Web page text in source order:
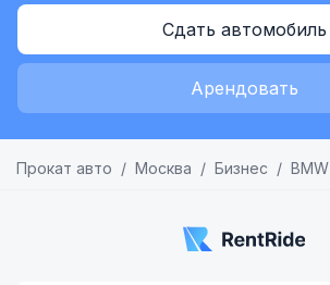
Сдать автомобиль
Арендовать
Прокат авто Москва Бизнес BMW